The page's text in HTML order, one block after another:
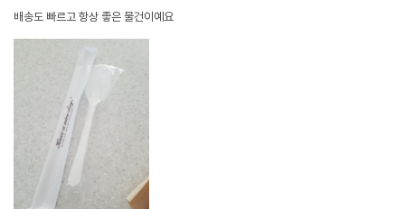
배송도 빠르고 항상 좋은 물건이예요